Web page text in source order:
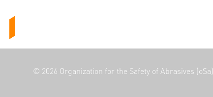
© 2026 Organization for the Safety of Abrasives (oSa)